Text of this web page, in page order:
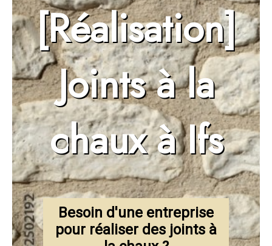
[Réalisation]
Joints à la
chaux à Ifs
Besoin d'une entreprise
pour réaliser des joints à